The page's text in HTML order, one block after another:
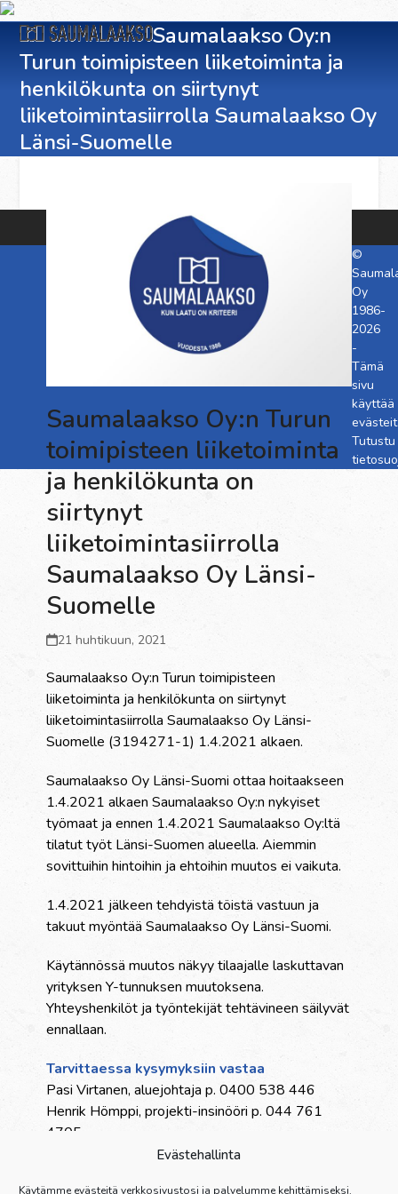
Evästehallinta
Käytämme evästeitä verkkosivustosi ja palvelumme kehittämiseksi.
Skip
to
content
Open
mobile
menu
Close
mobile
menu
Saumalaakso Oy:n
Turun toimipisteen liiketoiminta ja
henkilökunta on siirtynyt
liiketoimintasiirrolla Saumalaakso Oy
Länsi-Suomelle
Saumalaakso Oy:n Turun
toimipisteen liiketoiminta
ja henkilökunta on
siirtynyt
liiketoimintasiirrolla
Saumalaakso Oy Länsi-
Suomelle
21 huhtikuun, 2021
Saumalaakso Oy:n Turun toimipisteen
liiketoiminta ja henkilökunta on siirtynyt
liiketoimintasiirrolla Saumalaakso Oy Länsi-
Suomelle (3194271-1) 1.4.2021 alkaen.
Saumalaakso Oy Länsi-Suomi ottaa hoitaakseen
1.4.2021 alkaen Saumalaakso Oy:n nykyiset
työmaat ja ennen 1.4.2021 Saumalaakso Oy:ltä
tilatut työt Länsi-Suomen alueella. Aiemmin
sovittuihin hintoihin ja ehtoihin muutos ei vaikuta.
1.4.2021 jälkeen tehdyistä töistä vastuun ja
takuut myöntää Saumalaakso Oy Länsi-Suomi.
Käytännössä muutos näkyy tilaajalle laskuttavan
yrityksen Y-tunnuksen muutoksena.
Yhteyshenkilöt ja työntekijät tehtävineen säilyvät
ennallaan.
Tarvittaessa kysymyksiin vastaa
Pasi Virtanen, aluejohtaja p. 0400 538 446
Henrik Hömppi, projekti-insinööri p. 044 761
4705
Palvelut
©
Oy
1986-
2026
-
Tämä
sivu
käyttää
Tutustu